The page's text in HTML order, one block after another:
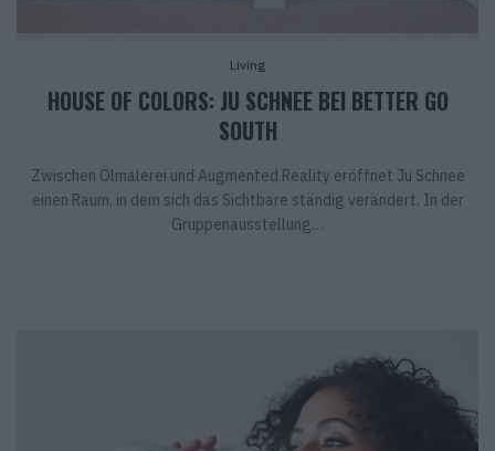
Living
HOUSE OF COLORS: JU SCHNEE BEI BETTER GO
SOUTH
Zwischen Ölmalerei und Augmented Reality eröffnet Ju Schnee
einen Raum, in dem sich das Sichtbare ständig verändert. In der
Gruppenausstellung…